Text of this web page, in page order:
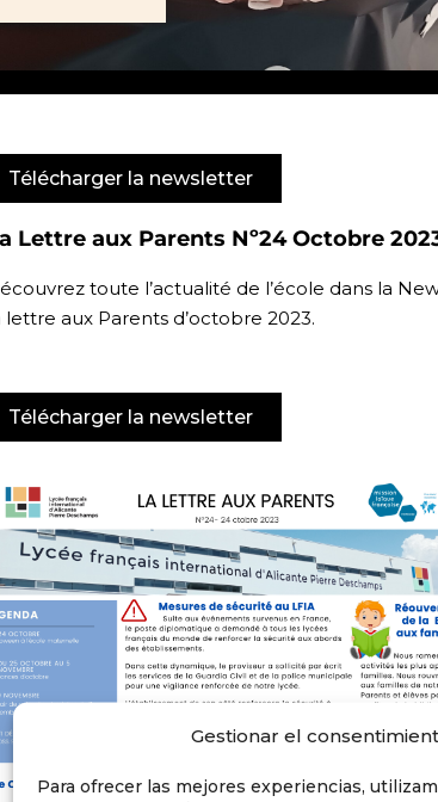
Gestionar el
Para ofrecer las mejores experiencias,
Télécharger la newsletter
Lettre aux Parents Nº24 Octobre
toute l’actualité de l’école dans la
lettre aux Parents d’octobre 2023.
Télécharger la newsletter